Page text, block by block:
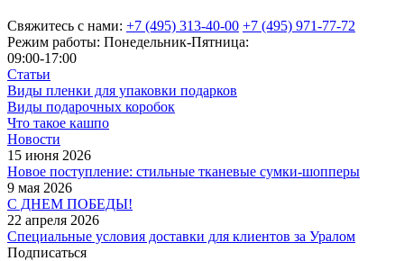
Свяжитесь с нами: +7 (495) 313-40-00 +7 (495) 971-77-72
Режим работы: Понедельник-Пятница:
09:00-17:00
Статьи
Виды пленки для упаковки подарков
Виды подарочных коробок
Что такое кашпо
Новости
15 июня 2026
Новое поступление: стильные тканевые сумки-шопперы
9 мая 2026
С ДНЕМ ПОБЕДЫ!
22 апреля 2026
Специальные условия доставки для клиентов за Уралом
Подписаться